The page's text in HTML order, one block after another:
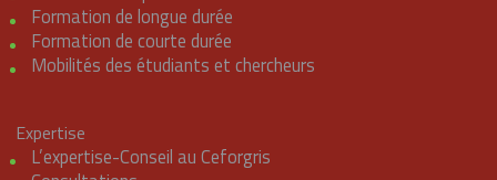
Formation de longue durée
Formation de courte durée
Mobilités des étudiants et chercheurs
Expertise
L’expertise-Conseil au Ceforgris